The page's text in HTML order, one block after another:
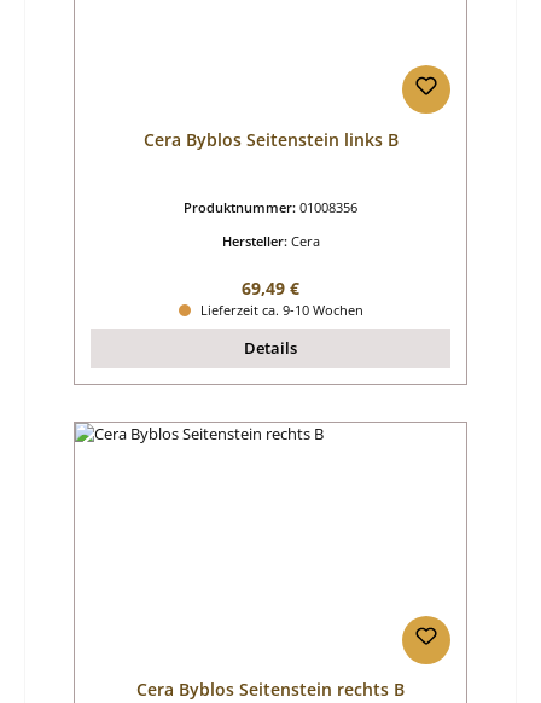
Cera Byblos Seitenstein links B
Produktnummer: 01008356
Hersteller: Cera
Regulärer Preis:
69,49 €
Lieferzeit ca. 9-10 Wochen
Details
Cera Byblos Seitenstein rechts B